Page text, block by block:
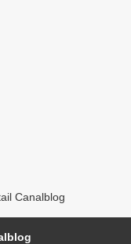
Canalblog